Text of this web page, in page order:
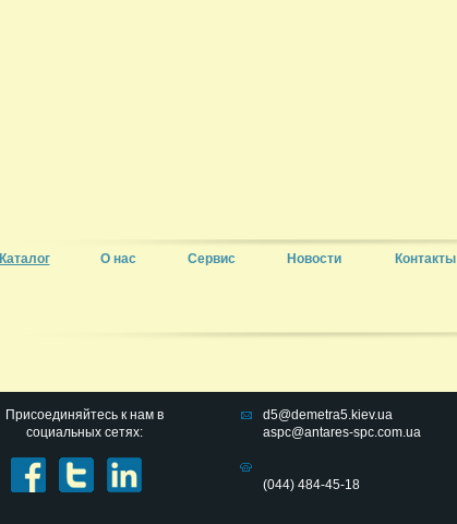
Каталог О нас Сервис Новости Контакты
Присоединяйтесь к нам в
социальных сетях:
d5@demetra5.kiev.ua
aspc@antares-spc.com.ua
(044) 484-45-18